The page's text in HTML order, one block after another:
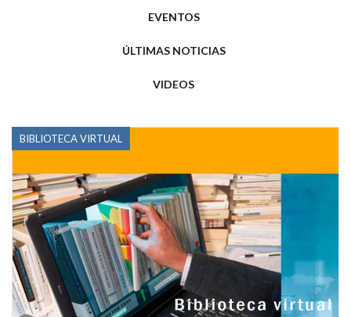
EVENTOS
ÚLTIMAS NOTICIAS
VIDEOS
BIBLIOTECA VIRTUAL